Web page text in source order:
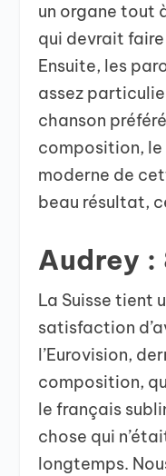
un organe tout
qui devrait
Ensuite, les
assez
chanson
composition,
moderne de
beau résultat,
Audrey :
La Suisse tient
satisfaction
l’Eurovision,
composition,
le français
chose qui
longtemps.